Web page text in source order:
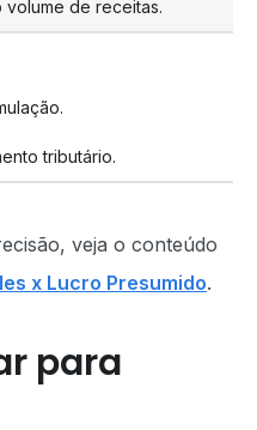
de receitas.
tributário.
veja o conteúdo
x Lucro Presumido.
para